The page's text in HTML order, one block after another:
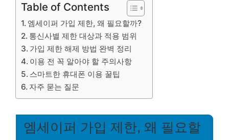
Table of Contents
엠세이퍼 가입 제한, 왜 필요할까?
통신사별 제한 대상과 적용 범위
가입 제한 해제 방법 완벽 정리
이용 전 꼭 알아야 할 주의사항
스마트한 휴대폰 이용 꿀팁
자주 묻는 질문
엠세이퍼 가입 제한, 왜 필요할